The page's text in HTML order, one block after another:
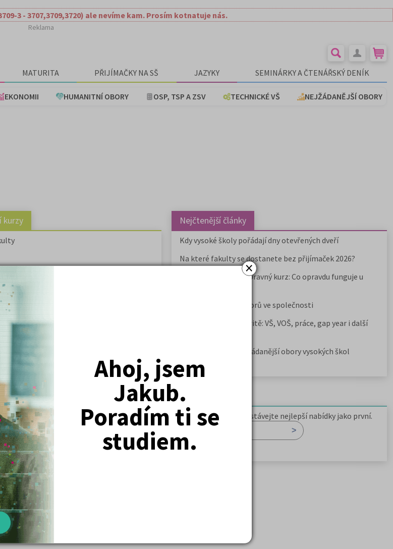
3 - 3707,3709,3720) ale nevíme kam. Prosím kotnatuje nás.
×
Ahoj, jsem
Jakub.
Poradím ti se
studiem.
Reklama
MATURITA PŘIJÍMAČKY NA SŠ JAZYKY SEMINÁRKY A ČTENÁŘSKÝ DENÍK
EKONOMII HUMANITNÍ OBORY OSP, TSP A ZSV TECHNICKÉ VŠ NEJŽÁDANĚJŠÍ OBORY
kurzy
farmacie
vědy
vztahy
Nejčtenější články
Kdy vysoké školy pořádají dny otevřených dveří
Na které fakulty se dostanete bez přijímaček 2026?
Samostudium vs. přípravný kurz: Co opravdu funguje u
Prestiž a vnímání oborů ve společnosti
Rozcestník po maturitě: VŠ, VOŠ, práce, gap year i další
Jak se dostat na nejžádanější obory vysokých škol
Kritika hry M. L. King v Salesiánském
divadle
Základní charakteristiky obyvatelstva
a geografie sídel
Romain Rolland: Petr a Lucie
Newsletter
Zaregistrujte se a dostávejte nejlepší nabídky jako první.